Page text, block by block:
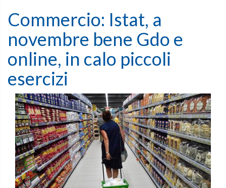
Commercio: Istat, a
novembre bene Gdo e
online, in calo piccoli
esercizi